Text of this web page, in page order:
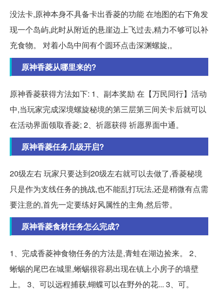
没法卡,原神本身不具备卡出香菱的功能 在地图的右下角发
现一个岛屿,此时从附近的悬崖边上飞过去,精力不够可以补
充食物。 对着小岛中间有个圆环点击深渊螺旋,。
原神香菱从哪里来的?
原神香菱获得方法如下: 1、副本奖励 在【万民同行】活动
中,当玩家完成深境螺旋秘境的第三层第三间关卡后就可以
在活动界面领取香菱; 2、祈愿获得 祈愿界面中通。
原神香菱任务几级开启?
20级左右 玩家只要达到20级左右就可以去做了,香菱秘境
只是作为支线任务的挑战,也不能乱打玩法,还是稍微有点需
要注意的,首先一定要练好风属性的主角,然后带。
原神香菱食材任务怎么完成?
1、完成香菱神食物任务的方法是,青蛙在湖边捡来。 2、
蜥蜴的尾巴在城里,蜥蜴很容易出现在镇上小房子的墙壁
上。 3、可以远程捕获,蝴蝶可以在野外的花... 3、可。